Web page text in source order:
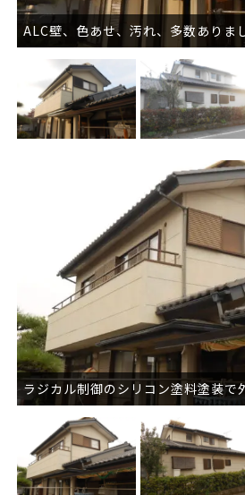
ALC壁、色あせ、汚れ、多数ありま
ラジカル制御のシリコン塗料塗装で